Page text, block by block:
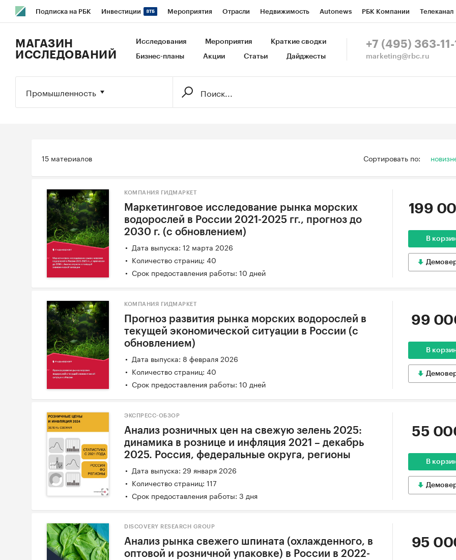
Подписка на РБК Инвестиции Мероприятия Отрасли Недвижимость Autonews РБК Компании Телеканал
Исследования Кредитные рейтинги Франшизы Газета Спецпроекты СПб Конференции СПб Спецпроекты
МАГАЗИН
ИССЛЕДОВАНИЙ
Исследования Мероприятия Краткие сводки
Бизнес-планы Акции Статьи Дайджесты
+7 (495) 363-11-
marketing@rbc.ru
Промышленность
Сортировать по:
15 материалов
КОМПАНИЯ ГИДМАРКЕТ
Маркетинговое исследование рынка морских
водорослей в России 2021-2025 гг., прогноз до
2030 г. (с обновлением)
Дата выпуска: 12 марта 2026
Количество страниц: 40
Срок предоставления работы: 10 дней
199
В
КОМПАНИЯ ГИДМАРКЕТ
Прогноз развития рынка морских водорослей в
текущей экономической ситуации в России (с
обновлением)
Дата выпуска: 8 февраля 2026
Количество страниц: 40
Срок предоставления работы: 10 дней
99
В
ЭКСПРЕСС-ОБЗОР
Анализ розничных цен на свежую зелень 2025:
динамика в рознице и инфляция 2021 – декабрь
2025. Россия, федеральные округа, регионы
Дата выпуска: 29 января 2026
Количество страниц: 117
Срок предоставления работы: 3 дня
55
В
DISCOVERY RESEARCH GROUP
Анализ рынка свежего шпината (охлажденного, в
оптовой и розничной упаковке) в России в 2022-
95